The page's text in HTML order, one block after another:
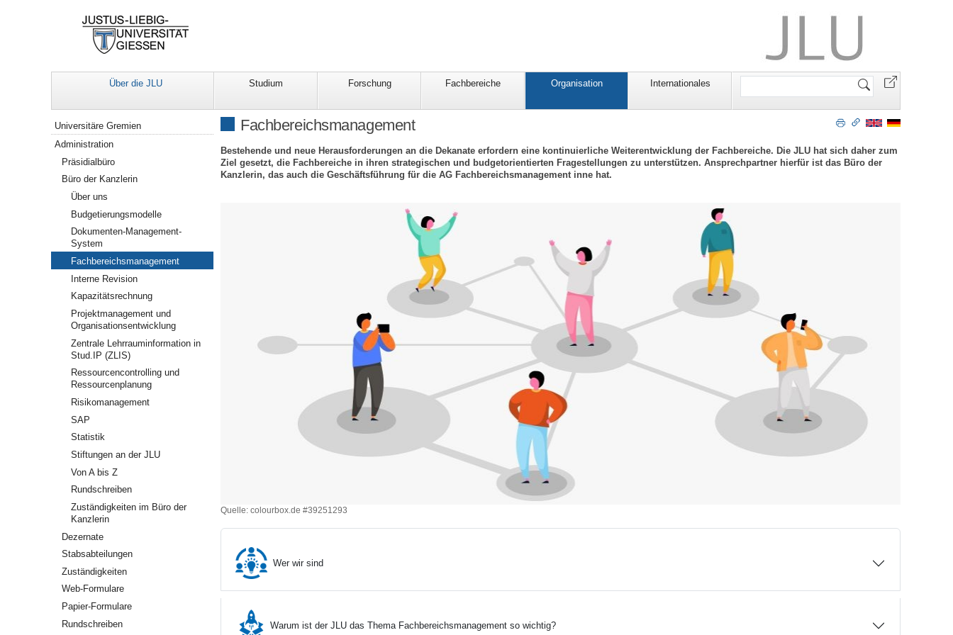
Über die JLU Studium Forschung Fachbereiche Organisation Internationales
Website
Fachbereichsmanagement
Bestehende und neue Herausforderungen an die Dekanate erfordern eine kontinuierliche Weiterentwicklung der Fachbereiche. Die JLU hat sich daher zum
Ziel gesetzt, die Fachbereiche in ihren strategischen und budgetorientierten Fragestellungen zu unterstützen. Ansprechpartner hierfür ist das Büro der
Kanzlerin, das auch die Geschäftsführung für die AG Fachbereichsmanagement inne hat.
Quelle: colourbox.de #39251293
Wer wir sind
Warum ist der JLU das Thema Fachbereichsmanagement so wichtig?
Navigation
Universitäre Gremien
Administration
Präsidialbüro
Büro der Kanzlerin
Über uns
Budgetierungsmodelle
Dokumenten-Management-
System
Fachbereichsmanagement
Interne Revision
Kapazitätsrechnung
Projektmanagement und
Organisationsentwicklung
Zentrale Lehrrauminformation in
Stud.IP (ZLIS)
Ressourcencontrolling und
Ressourcenplanung
Risikomanagement
SAP
Statistik
Stiftungen an der JLU
Von A bis Z
Rundschreiben
Zuständigkeiten im Büro der
Kanzlerin
Dezernate
Stabsabteilungen
Zuständigkeiten
Web-Formulare
Papier-Formulare
Rundschreiben